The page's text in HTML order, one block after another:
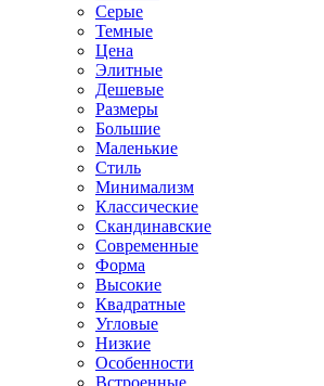
Серые
Темные
Цена
Элитные
Дешевые
Размеры
Большие
Маленькие
Стиль
Минимализм
Классические
Скандинавские
Современные
Форма
Высокие
Квадратные
Угловые
Низкие
Особенности
Встроенные